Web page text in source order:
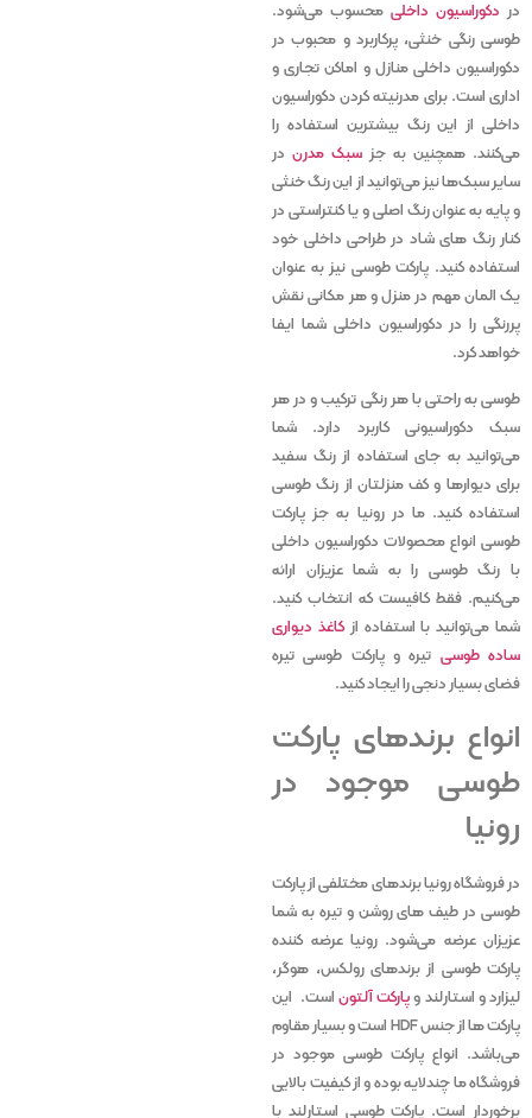
در دکوراسیون داخلیمحسوب می‌شود.
طوسی رنگی خنثی، پرکاربرد و محبوب‌ در
دکوراسیون داخلی منازل و اماکن تجاری و
اداری است. برای مدرنیته کردن دکوراسیون
داخلی از این رنگ بیشترین استفاده را
می‌کنند. همچنین به جز سبک مدرندر
سایر سبک‌ها نیز می‌توانید از این رنگ خنثی
و پایه به عنوان رنگ اصلی و یا کنتراستی در
کنار رنگ های شاد در طراحی داخلی خود
استفاده کنید. پارکت طوسی نیز به عنوان
یک المان مهم در منزل و هر مکانی نقش
پررنگی را در دکوراسیون داخلی شما ایفا
خواهد کرد.
طوسی به راحتی با هر رنگی ترکیب و در هر
سبک دکوراسیونی کاربرد دارد. شما
می‌توانید به جای استفاده از رنگ سفید
برای دیوارها و کف منزلتان از رنگ طوسی
استفاده کنید. ما در رونیا به جز پارکت
طوسی انواع محصولات دکوراسیون داخلی
با رنگ طوسی را به شما عزیزان ارائه
می‌کنیم. فقط کافیست که انتخاب کنید.
شما می‌توانید با استفاده ازکاغذ دیواری
ساده طوسی تیره و پارکت طوسی تیره
فضای بسیار دنجی را ایجاد کنید.
انواع برندهای پارکت
طوسی موجود در
رونیا
در فروشگاه رونیا برندهای مختلفی از پارکت
طوسی در طیف های روشن و تیره به شما
عزیزان عرضه می‌شود. رونیا عرضه کننده
پارکت طوسی از برندهای رولکس، هوگر،
لیزارد و استارلند وپارکت آلتون است. این
پارکت ها از جنس HDF است و بسیار مقاوم
می‌باشد. انواع پارکت طوسی موجود در
فروشگاه ما چندلایه بوده و از کیفیت بالایی
برخوردار است. پارکت طوسی استارلند با